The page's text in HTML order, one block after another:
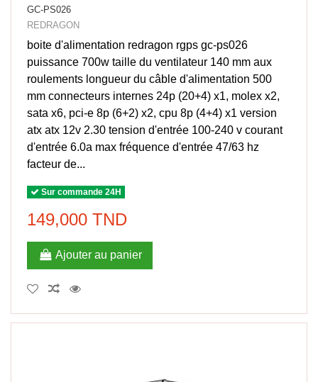
GC-PS026
REDRAGON
boite d'alimentation redragon rgps gc-ps026
puissance 700w taille du ventilateur 140 mm aux
roulements longueur du câble d'alimentation 500
mm connecteurs internes 24p (20+4) x1, molex x2,
sata x6, pci-e 8p (6+2) x2, cpu 8p (4+4) x1 version
atx atx 12v 2.30 tension d'entrée 100-240 v courant
d'entrée 6.0a max fréquence d'entrée 47/63 hz
facteur de...
Sur commande 24H
149,000 TND
Ajouter au panier